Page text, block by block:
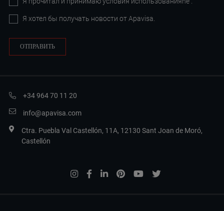
Я хотел бы получать новости от Apavisa.
+34 964 70 11 20
info@apavisa.com
Ctra. Puebla Val Castellón, 11A, 12130 Sant Joan de Moró,
Castellón